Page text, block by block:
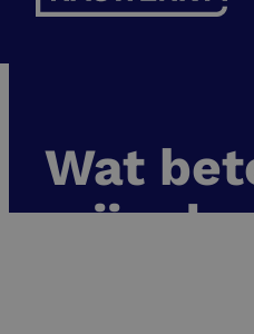
Wat
mijn